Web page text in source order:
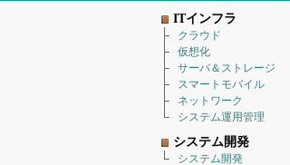
ITインフラ
クラウド
仮想化
サーバ＆ストレージ
スマートモバイル
ネットワーク
システム運用管理
システム開発
システム開発